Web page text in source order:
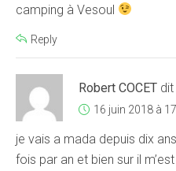
camping à Vesoul
Reply
Robert COCET dit
16 juin 2018 à
je vais a mada depuis dix
fois par an et bien sur il